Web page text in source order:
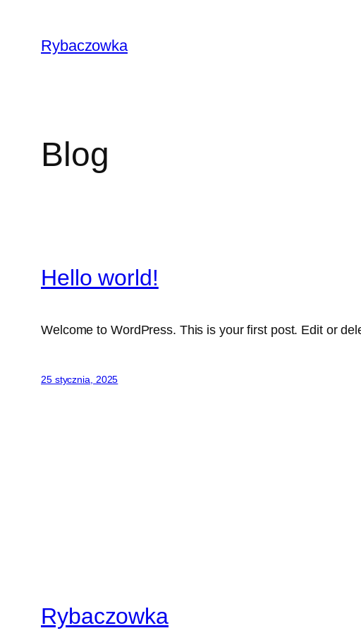
treści
Rybaczowka
Blog
Hello world!
Welcome to WordPress. This is your first post. Edit or
25 stycznia, 2025
Rybaczowka